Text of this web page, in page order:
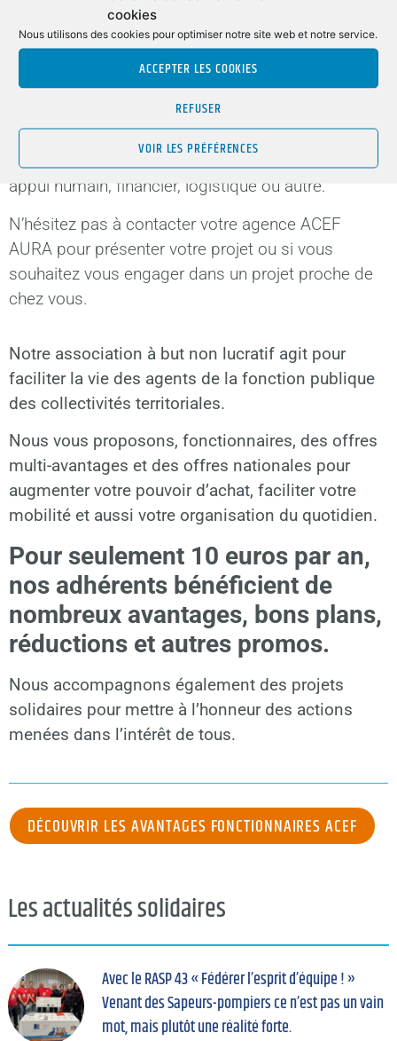
cookies
Nous utilisons des cookies pour optimiser notre site web et notre service.
ACCEPTER LES COOKIES
REFUSER
VOIR LES PRÉFÉRENCES
sujets tels que la santé et le handicap, le social, la
culture et l’animation ou encore l’éducation ou le
sport ? L’ACEF AURA est là pour vous
Nous développons des partenariats, nous trouvons
des sponsors et des mécènes pour apporter un
appui humain, financier, logistique ou autre.
N’hésitez pas à contacter votre agence ACEF
AURA pour présenter votre projet ou si vous
souhaitez vous engager dans un projet proche de
chez vous.
Notre association à but non lucratif agit pour
faciliter la vie des agents de la fonction publique
des collectivités territoriales.
Nous vous proposons, fonctionnaires, des offres
multi-avantages et des offres nationales pour
augmenter votre pouvoir d’achat, faciliter votre
mobilité et aussi votre organisation du quotidien.
Pour seulement 10 euros par an,
nos adhérents bénéficient de
nombreux avantages, bons plans,
réductions et autres promos.
Nous accompagnons également des projets
solidaires pour mettre à l’honneur des actions
menées dans l’intérêt de tous.
DÉCOUVRIR LES AVANTAGES FONCTIONNAIRES ACEF
Les actualités solidaires
Avec le RASP 43 « Fédérer l’esprit d’équipe ! »
Venant des Sapeurs-pompiers ce n’est pas un vain
mot, mais plutôt une réalité forte.